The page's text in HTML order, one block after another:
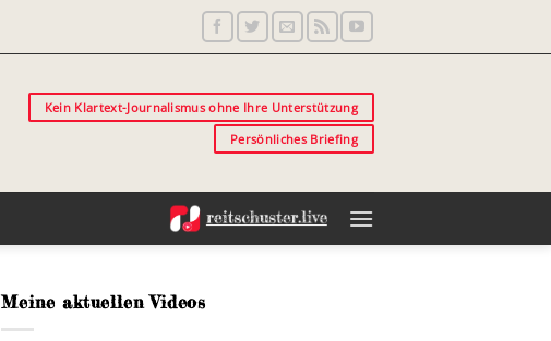
Kein Klartext-Journalismus ohne Ihre Unterstützung
Persönliches Briefing
Meine aktuellen Videos